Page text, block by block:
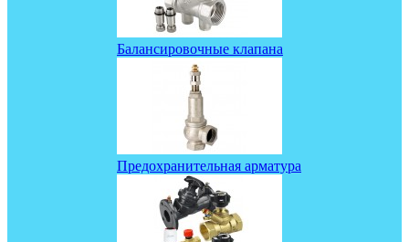
Балансировочные клапана
Предохранительная арматура